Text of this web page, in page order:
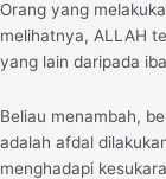
Orang yang
melihatnya, ALLAH
yang lain daripada
Beliau menambah,
adalah afdal
menghadapi